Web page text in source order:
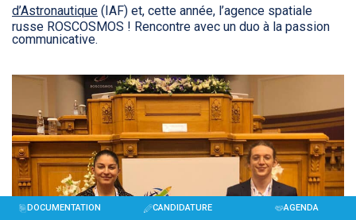
DOCUMENTATION CANDIDATURE AGENDA
d’Astronautique (IAF) et, cette année, l’agence spatiale
russe ROSCOSMOS ! Rencontre avec un duo à la passion
communicative.